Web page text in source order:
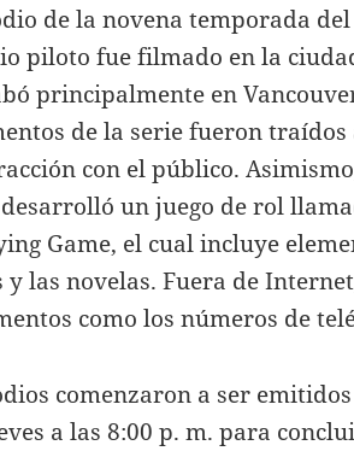
de la novena temporada
piloto fue filmado en la
principalmente en
de la serie fueron
con el público.
un juego de rol
Game, el cual incluye
y las novelas. Fuera de
como los números de
comenzaron a ser
a las 8:00 p. m. para